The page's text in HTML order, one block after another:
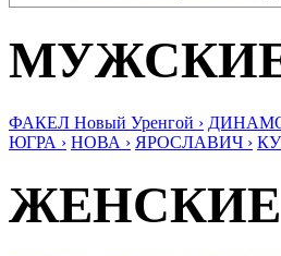
ФАКЕЛ Новый Уренгой › ДИНАМО
ЮГРА › НОВА › ЯРОСЛАВИЧ ›